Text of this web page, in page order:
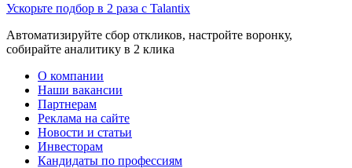
Ускорьте подбор в 2 раза с Talantix
Автоматизируйте сбор откликов, настройте воронку,
собирайте аналитику в 2 клика
О компании
Наши вакансии
Партнерам
Реклама на сайте
Новости и статьи
Инвесторам
Кандидаты по профессиям